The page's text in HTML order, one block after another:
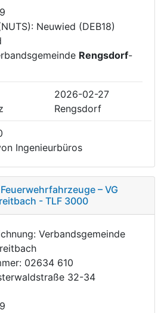
Neuwied (DEB18)
Rengsdorf-
2026-02-27
Rengsdorf
Ingenieurbüros
– VG
- TLF 3000
Verbandsgemeinde
02634 610
32-34